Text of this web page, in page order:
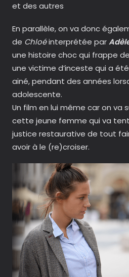
et des autres
En parallèle, on va donc
de Chloéinterprétée par
une histoire choc qui frappe
une victime d’inceste qui a
ainé, pendant des années
adolescente.
Un film en lui même car on va
cette jeune femme qui va
justice restaurative de tout
avoir à le (re)croiser.